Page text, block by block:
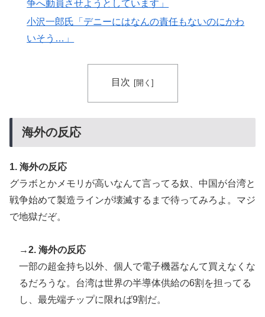
争へ動員させようとしています」
小沢一郎氏「デニーにはなんの責任もないのにかわ
いそう…」
目次
海外の反応
1. 海外の反応
グラボとかメモリが高いなんて言ってる奴、中国が台湾と
戦争始めて製造ラインが壊滅するまで待ってみろよ。マジ
で地獄だぞ。
→2. 海外の反応
一部の超金持ち以外、個人で電子機器なんて買えなくな
るだろうな。台湾は世界の半導体供給の6割を担ってる
し、最先端チップに限れば9割だ。